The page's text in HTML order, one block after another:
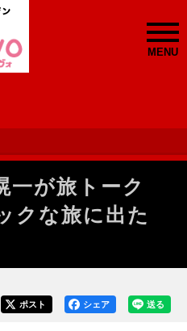
MENU
一が旅トーク
クな旅に出た
送る
シェア
ポスト